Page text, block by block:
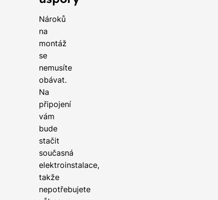
Nároků
na
montáž
se
nemusíte
obávat.
Na
připojení
vám
bude
stačit
současná
elektroinstalace,
takže
nepotřebujete